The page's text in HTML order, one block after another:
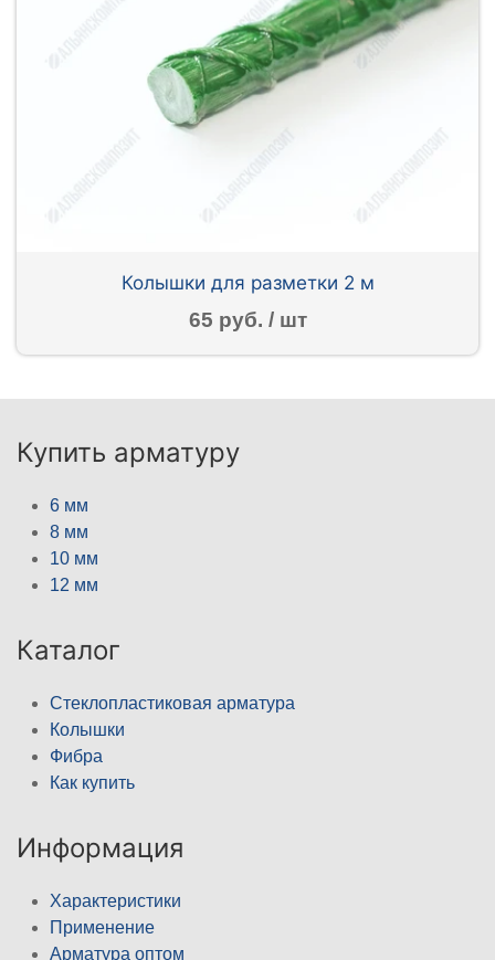
Колышки для разметки 2 м
65 руб. / шт
Купить арматуру
6 мм
8 мм
10 мм
12 мм
Каталог
Стеклопластиковая арматура
Колышки
Фибра
Как купить
Информация
Характеристики
Применение
Арматура оптом